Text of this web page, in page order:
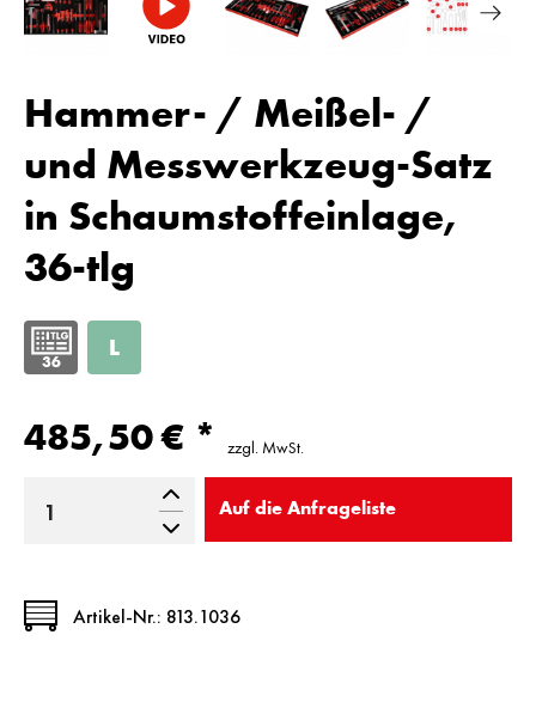
Hammer- / Meißel- /
und Messwerkzeug-Satz
in Schaumstoffeinlage,
36-tlg
36
485,50 € * zzgl. MwSt.
Auf die Anfrageliste
Artikel-Nr.: 813.1036